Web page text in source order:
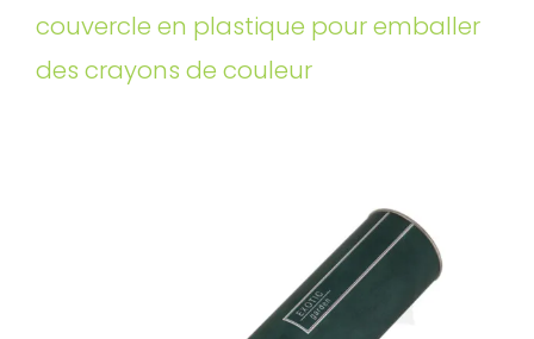
couvercle en plastique pour emballer
des crayons de couleur